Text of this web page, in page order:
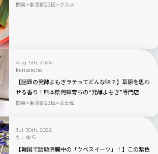
関東 東京都23区 グルメ
Aug. 5th, 2026
kurisencho
【話題の発酵よもぎラテってどんな味？】草原を思わ
せる香り！熊本県阿蘇育ちの“発酵よもぎ”専門店
「BETWEEN by THE YOMOGI STAND」渋谷にオープ
関東 東京都23区 お土産
Jul. 30th, 2026
たこゆら
【韓国で話題沸騰中の「ウベスイーツ」！】この紫色